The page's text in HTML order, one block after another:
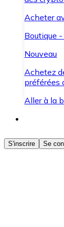
Acheter
Boutique
Nouveau
Achetez
préférées
Aller à la
Acheter
Achetez
S'inscrire Se